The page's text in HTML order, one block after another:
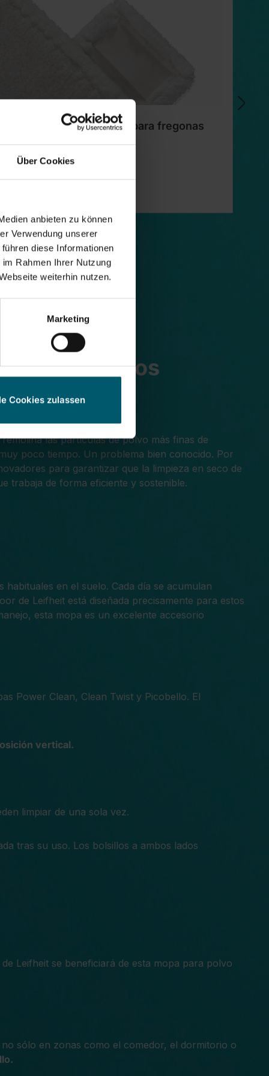
Über Cookies
anbieten zu können
Verwendung unserer
diese Informationen
Rahmen Ihrer Nutzung
weiterhin nutzen.
Marketing
Cookies zulassen
Floor M para fregonas
para suelos
las partículas de polvo más finas de
poco tiempo. Un problema bien conocido. Por
para garantizar que la limpieza en seco de
trabaja de forma eficiente y sostenible.
en el suelo. Cada día se acumulan
de Leifheit está diseñada precisamente para estos
esta mopa es un excelente accesorio
Power Clean, Clean Twist y Picobello. El
vertical.
limpiar de una sola vez.
tras su uso. Los bolsillos a ambos lados
Leifheit se beneficiará de esta mopa para polvo
sólo en zonas como el comedor, el dormitorio o